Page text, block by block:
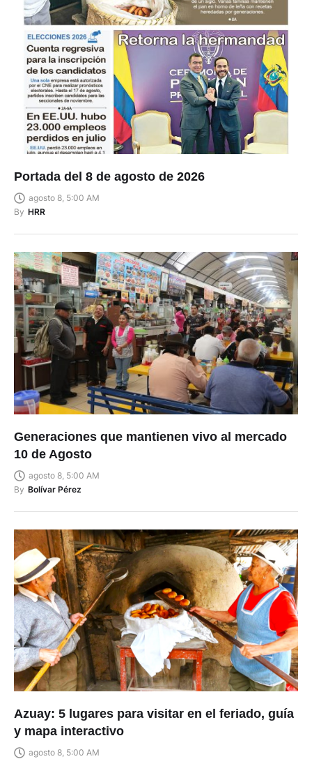
Portada del 8 de agosto de 2026
agosto 8, 5:00 AM
By HRR
Generaciones que mantienen vivo al mercado
10 de Agosto
agosto 8, 5:00 AM
By Bolívar Pérez
Azuay: 5 lugares para visitar en el feriado, guía
y mapa interactivo
agosto 8, 5:00 AM